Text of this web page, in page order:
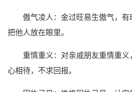
傲气凌人：金过旺易生傲气，
把他人放在眼里。
重情重义：对亲戚朋友重情重
心相待，不求回报。